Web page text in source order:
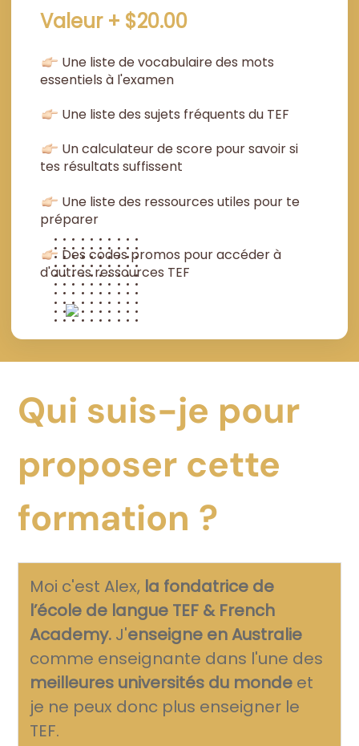
Valeur + $20.00
Une liste de vocabulaire des mots
essentiels à l'examen
Une liste des sujets fréquents du TEF
Un calculateur de score pour savoir si
tes résultats suffissent
Une liste des ressources utiles pour te
préparer
Des codes promos pour accéder à
d'autres ressources TEF
Qui suis-je pour
proposer cette
formation ?
Moi c'est Alex, la fondatrice de
l’école de langue TEF & French
Academy. J'enseigne en Australie
comme enseignante dans l'une des
meilleures universités du monde et
je ne peux donc plus enseigner le
TEF.